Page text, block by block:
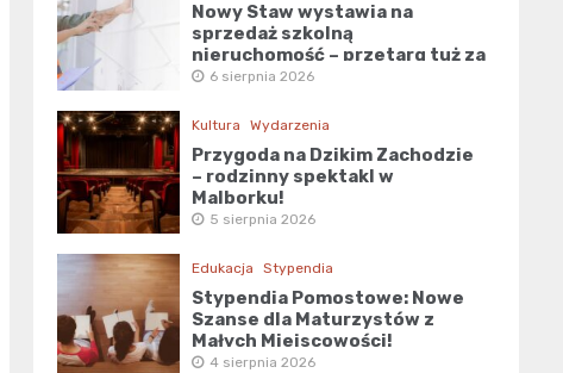
Nowy Staw wystawia na
sprzedaż szkolną
nieruchomość – przetarg tuż za
rogiem!
6 sierpnia 2026
Kultura Wydarzenia
Przygoda na Dzikim Zachodzie
– rodzinny spektakl w
Malborku!
5 sierpnia 2026
Edukacja Stypendia
Stypendia Pomostowe: Nowe
Szanse dla Maturzystów z
Małych Miejscowości!
4 sierpnia 2026